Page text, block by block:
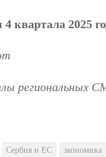
2025
региональных
Сербия и ЕС экономика